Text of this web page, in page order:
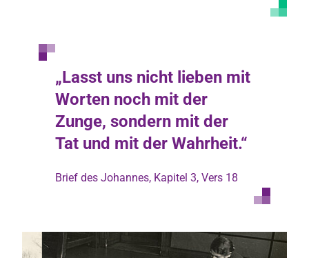
„Lasst uns nicht lieben mit
Worten noch mit der
Zunge, sondern mit der
Tat und mit der Wahrheit.“
Brief des Johannes, Kapitel 3, Vers 18